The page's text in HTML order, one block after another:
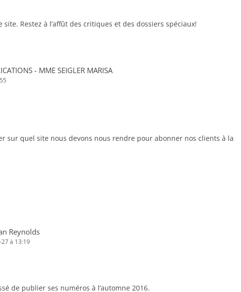
site. Restez à l’affût des critiques et des dossiers spéciaux!
- MME SEIGLER MARISA
sur quel site nous devons nous rendre pour abonner nos clients à la
Reynolds
à 13:19
de publier ses numéros à l’automne 2016.